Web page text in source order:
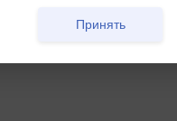
Принять